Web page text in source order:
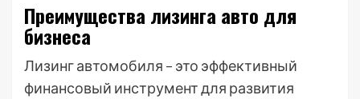
Преимущества лизинга авто для
бизнеса
Лизинг автомобиля – это эффективный
финансовый инструмент для развития